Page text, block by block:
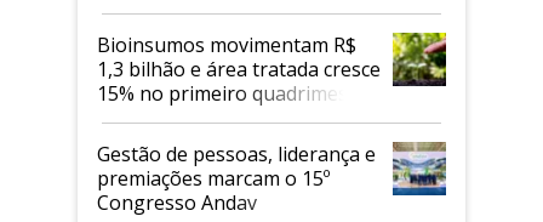
Bioinsumos movimentam R$
1,3 bilhão e área tratada cresce
15% no primeiro quadrimestre
de 2026
Gestão de pessoas, liderança e
premiações marcam o 15º
Congresso Andav